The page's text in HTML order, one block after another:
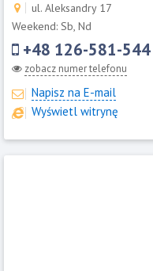
ul. Aleksandry 17
Weekend: Sb, Nd
+48 126-581-544
zobacz numer telefonu
Napisz na E-mail
Wyświetl witrynę